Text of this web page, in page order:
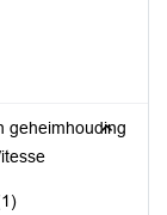
geheimhouding